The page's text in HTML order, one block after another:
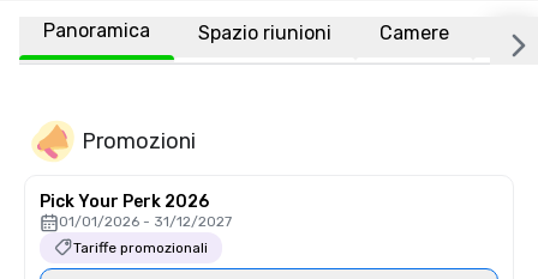
Panoramica Spazio riunioni Camere
Promozioni
Pick Your Perk 2026
01/01/2026 - 31/12/2027
Tariffe promozionali